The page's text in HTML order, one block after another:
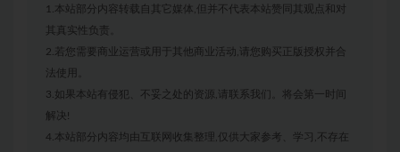
1.本站部分内容转载自其它媒体,但并不代表本站赞同其观点和对
其真实性负责。
2.若您需要商业运营或用于其他商业活动,请您购买正版授权并合
法使用。
3.如果本站有侵犯、不妥之处的资源,请联系我们。将会第一时间
解决!
4.本站部分内容均由互联网收集整理,仅供大家参考、学习,不存在